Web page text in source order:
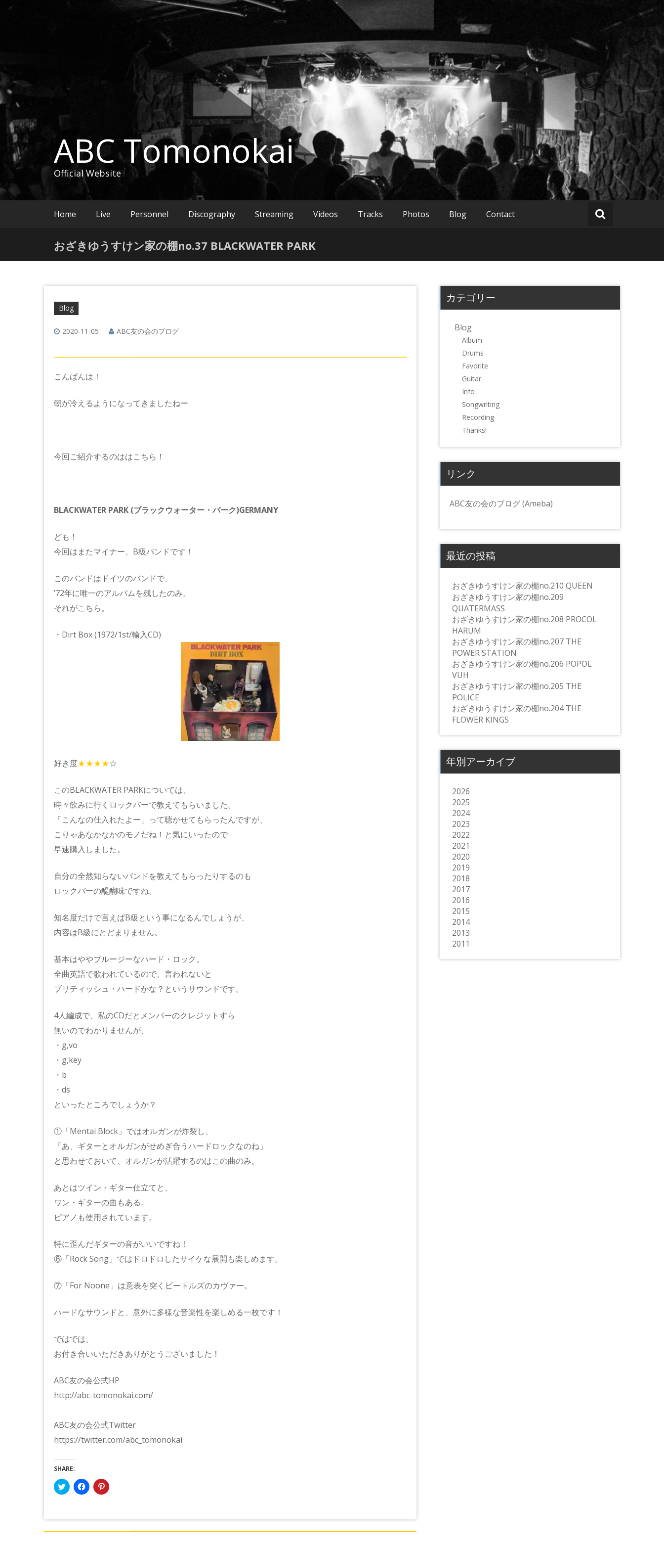
ス
キ
ッ
プ
ABC Tomonokai
Official Website
Home Live Personnel Discography Streaming Videos Tracks Photos Blog Contact
おざきゆうすけン家の棚no.37 BLACKWATER PARK
Blog
2020-11-05 ABC友の会のブログ
こんばんは！
朝が冷えるようになってきましたねー
今回ご紹介するのははこちら！
BLACKWATER PARK (ブラックウォーター・パーク)GERMANY
ども！
今回はまたマイナー、B級バンドです！
このバンドはドイツのバンドで、
’72年に唯一のアルバムを残したのみ。
それがこちら。
・Dirt Box (1972/1st/輸入CD)
好き度★★★★☆
このBLACKWATER PARKについては、
時々飲みに行くロックバーで教えてもらいました。
「こんなの仕入れたよー」って聴かせてもらったんですが、
こりゃあなかなかのモノだね！と気にいったので
早速購入しました。
自分の全然知らないバンドを教えてもらったりするのも
ロックバーの醍醐味ですね。
知名度だけで言えばB級という事になるんでしょうが、
内容はB級にとどまりません。
基本はややブルージーなハード・ロック。
全曲英語で歌われているので、言われないと
ブリティッシュ・ハードかな？というサウンドです。
4人編成で、私のCDだとメンバーのクレジットすら
無いのでわかりませんが、
・g,vo
・g,key
・b
・ds
といったところでしょうか？
①「Mentai Block」ではオルガンが炸裂し、
「あ、ギターとオルガンがせめぎ合うハードロックなのね」
と思わせておいて、オルガンが活躍するのはこの曲のみ。
あとはツイン・ギター仕立てと、
ワン・ギターの曲もある。
ピアノも使用されています。
特に歪んだギターの音がいいですね！
⑥「Rock Song」ではドロドロしたサイケな展開も楽しめます。
⑦「For Noone」は意表を突くビートルズのカヴァー。
ハードなサウンドと、意外に多様な音楽性を楽しめる一枚です！
ではでは、
お付き合いいただきありがとうございました！
ABC友の会公式HP
http://abc-tomonokai.com/
ABC友の会公式Twitter
https://twitter.com/abc_tomonokai
SHARE:
ク
リ
て
で
Facebook
で
る
は
ク
リ
て
で
カテゴリー
Blog
Album
Drums
Favorite
Guitar
Info
Songwriting
Recording
Thanks!
リンク
ABC友の会のブログ (Ameba)
最近の投稿
おざきゆうすけン家の棚no.210 QUEEN
おざきゆうすけン家の棚no.209
QUATERMASS
おざきゆうすけン家の棚no.208 PROCOL
HARUM
おざきゆうすけン家の棚no.207 THE
POWER STATION
おざきゆうすけン家の棚no.206 POPOL
VUH
おざきゆうすけン家の棚no.205 THE
POLICE
おざきゆうすけン家の棚no.204 THE
FLOWER KINGS
年別アーカイブ
2026
2025
2024
2023
2022
2021
2020
2019
2018
2017
2016
2015
2014
2013
2011